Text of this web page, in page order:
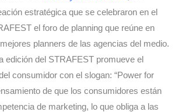
estratégica que se celebraron en el
el foro de planning que reúne en
planners de las agencias del medio.
edición del STRAFEST promueve el
consumidor con el slogan: “Power for
de que los consumidores están
de marketing, lo que obliga a las